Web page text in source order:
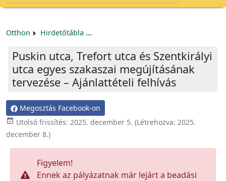
Otthon Hirdetőtábla
Puskin utca, Trefort utca és Szentkirályi
utca egyes szakaszai megújításának
tervezése – Ajánlattételi felhívás
Megosztás Facebook-on
 Utolsó frissítés: 2025. december 5. (Létrehozva: 2025.
december 8.)
Figyelem!
Ennek az pályázatnak már lejárt a beadási